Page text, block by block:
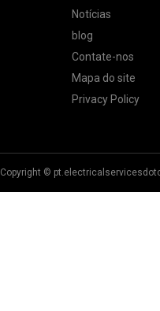
Notícias
blog
Contate-nos
Mapa do site
Privacy Policy
Copyright ©